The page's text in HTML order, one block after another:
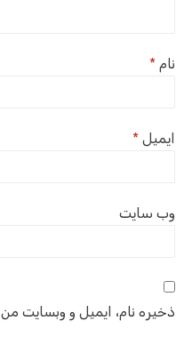
نام*
ایمیل*
وب‌ سایت
ذخیره نام، ایمیل و وبسایت